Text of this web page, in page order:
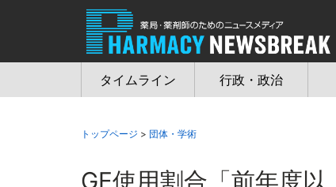
タイムライン 行政・政治
トップページ > 団体・学術
GE使用割合「前年度以